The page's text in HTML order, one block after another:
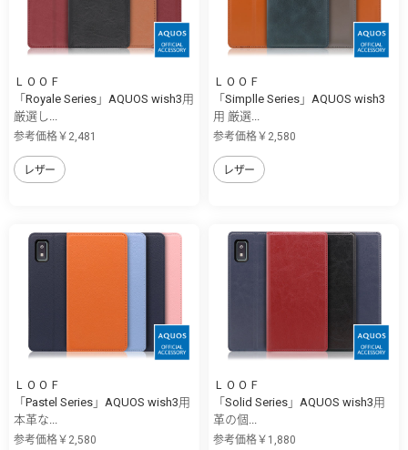
ＬＯＯＦ
「Royale Series」AQUOS wish3用
厳選し...
参考価格￥2,481
レザー
ＬＯＯＦ
「Simplle Series」AQUOS wish3
用 厳選...
参考価格￥2,580
レザー
ＬＯＯＦ
「Pastel Series」AQUOS wish3用
本革な...
参考価格￥2,580
ＬＯＯＦ
「Solid Series」AQUOS wish3用
革の個...
参考価格￥1,880